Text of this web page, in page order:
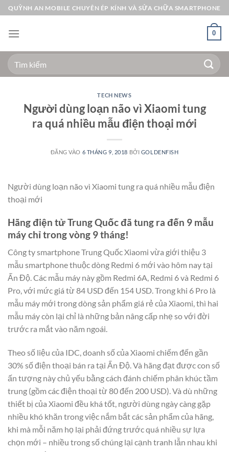
Bỏ
qua
nội
QUỲNH AN MOBILE CHUYÊN ÉP KÍNH VÀ SỬA CHỮA SMARTPHONE
0
Tìm
kiếm:
TECH NEWS
Người dùng loạn não vì Xiaomi tung
ra quá nhiều mẫu điện thoại mới
ĐĂNG VÀO 6 THÁNG 9, 2018 BỞI GOLDENFISH
Người dùng loạn não vì Xiaomi tung ra quá nhiều mẫu điện
thoại mới
Hãng điện tử Trung Quốc đã tung ra đến 9 mẫu
máy chỉ trong vòng 9 tháng!
Công ty smartphone Trung Quốc Xiaomi vừa giới thiệu 3
mẫu smartphone thuộc dòng Redmi 6 mới vào hôm nay tại
Ấn Độ. Các mẫu máy này gồm Redmi 6A, Redmi 6 và Redmi 6
Pro, với mức giá từ 84 USD đến 154 USD. Trong khi 6 Pro là
mẫu máy mới trong dòng sản phẩm giá rẻ của Xiaomi, thì hai
mẫu máy còn lại chỉ là những bản nâng cấp nhẹ so với đời
trước ra mắt vào năm ngoái.
Theo số liệu của IDC, doanh số của Xiaomi chiếm đến gần
30% số điện thoại bán ra tại Ấn Độ. Và hãng đạt được con số
ấn tượng này chủ yếu bằng cách đánh chiếm phân khúc tầm
trung (gồm các điện thoại từ 80 đến 200 USD). Và dù những
thiết bị của Xiaomi đều khá tốt, người dùng ngày càng gặp
nhiều khó khăn trong việc nắm bắt các sản phẩm của hãng,
khi mà mỗi năm họ lại phải đứng trước quá nhiều sự lựa
chọn mới – nhiều trong số chúng lại cạnh tranh lẫn nhau khi